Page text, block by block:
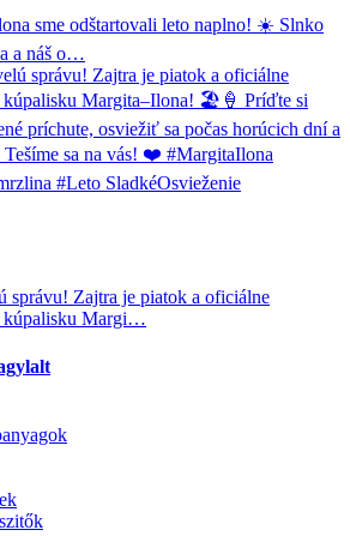
sme odštartovali leto naplno! ☀️ Slnko
a náš o…
správu! Zajtra je piatok a oficiálne
kúpalisku Margi…